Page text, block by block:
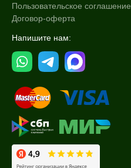
Пользовательское соглашение
Договор-оферта
Напишите нам: